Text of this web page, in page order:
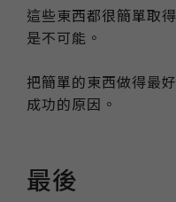
這些東西都很簡單取
是不可能。
把簡單的東西做得最
成功的原因。
最後